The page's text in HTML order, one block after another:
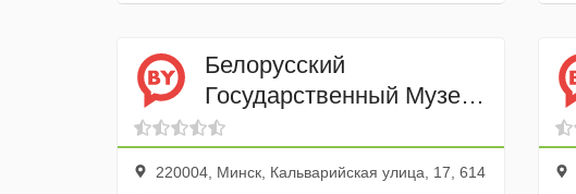
Белорусский
Государственный Музей
Народной Архитектуры и
Быта
220004, Минск, Кальварийская улица, 17, 614